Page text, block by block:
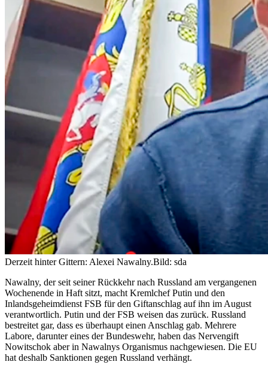
Derzeit hinter Gittern: Alexei Nawalny.Bild: sda
Nawalny, der seit seiner Rückkehr nach Russland am vergangenen
Wochenende in Haft sitzt, macht Kremlchef Putin und den
Inlandsgeheimdienst FSB für den Giftanschlag auf ihn im August
verantwortlich. Putin und der FSB weisen das zurück. Russland
bestreitet gar, dass es überhaupt einen Anschlag gab. Mehrere
Labore, darunter eines der Bundeswehr, haben das Nervengift
Nowitschok aber in Nawalnys Organismus nachgewiesen. Die EU
hat deshalb Sanktionen gegen Russland verhängt.